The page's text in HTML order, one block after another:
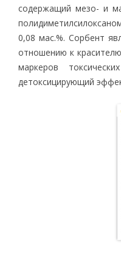
содержащий мезо- и
0,08 мас.%. Сорбент
отношению к
маркеров
детоксицирующий